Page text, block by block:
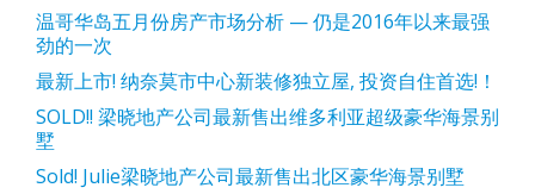
温哥华岛五月份房产市场分析 — 仍是2016年以来最强
劲的一次
最新上市! 纳奈莫市中心新装修独立屋, 投资自住首选!！
SOLD!! 梁晓地产公司最新售出维多利亚超级豪华海景别
墅
Sold! Julie梁晓地产公司最新售出北区豪华海景别墅